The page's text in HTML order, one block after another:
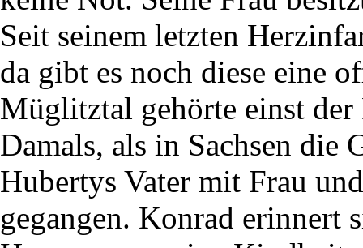
Seit seinem letzten
da gibt es noch diese eine
Müglitztal gehörte einst
Damals, als in Sachsen die
Hubertys Vater mit Frau
gegangen. Konrad erinnert